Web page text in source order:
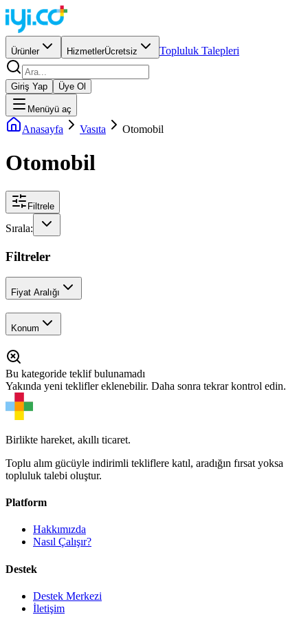
Ürünler HizmetlerÜcretsiz Topluluk Talepleri
Giriş Yap Üye Ol
Menüyü aç
Anasayfa Vasıta Otomobil
Otomobil
Filtrele
Sırala:
Filtreler
Fiyat Aralığı
Konum
Bu kategoride teklif bulunamadı
Yakında yeni teklifler eklenebilir. Daha sonra tekrar kontrol edin.
Birlikte hareket, akıllı ticaret.
Toplu alım gücüyle indirimli tekliflere katıl, aradığın fırsat yoksa
topluluk talebi oluştur.
Platform
Hakkımızda
Nasıl Çalışır?
Destek
Destek Merkezi
İletişim